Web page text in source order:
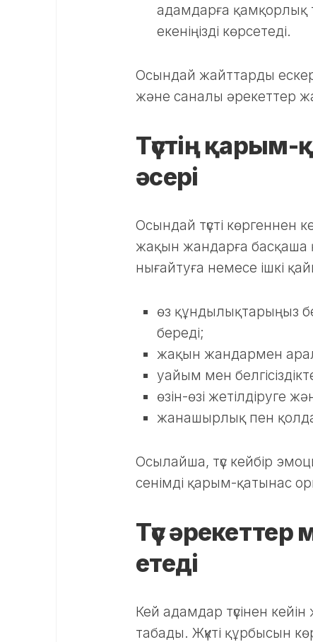
адамдарға қамқорлық
екеніңізді көрсетеді.
Осындай жайттарды ескеру
және саналы әрекеттер
Түстің қарым-
әсері
Осындай түсті көргеннен
жақын жандарға басқаша
нығайтуға немесе ішкі
өз құндылықтарыңыз
береді;
жақын жандармен
уайым мен
өзін-өзі жетілдіруге
жанашырлық пен
Осылайша, түс кейбір
сенімді қарым-қатынас
Түс
етеді
Кей адамдар түсінен
табады. Жүкті құрбысын